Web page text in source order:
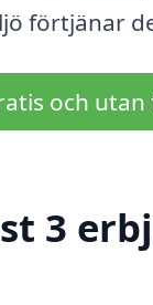
förtjänar
och
3